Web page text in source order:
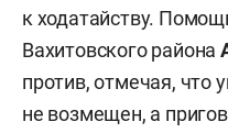
к ходатайству.
Вахитовского района
против, отмечая, что
не возмещен, а